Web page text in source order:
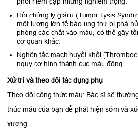
Hội chứng ly giải u (Tumor Lysis
một lượng lớn tế bào ung thư bị phá
phóng các chất vào máu, có thể gây
cơ quan khác.
Nghẽn tắc mạch huyết khối
nguy cơ hình thành cục máu đông.
Xử trí và theo dõi tác dụng phụ
Theo dõi công thức máu: Bác sĩ sẽ
thức máu của bạn để phát hiện sớm và
xương.